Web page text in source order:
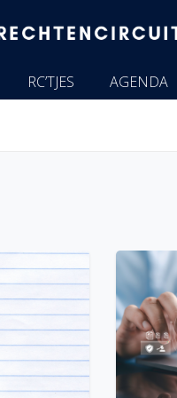
RC’TJES AGENDA